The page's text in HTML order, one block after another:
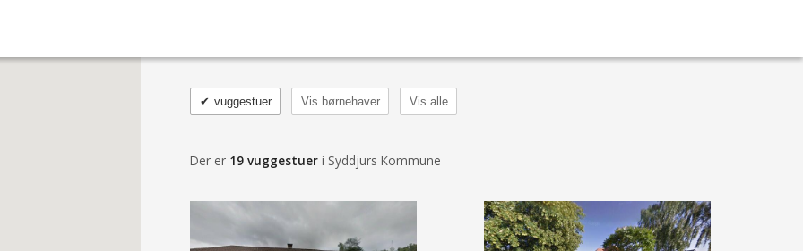
vuggestuer
✔ Vis børnehaver Vis alle
Der er 19 vuggestuer i Syddjurs Kommune